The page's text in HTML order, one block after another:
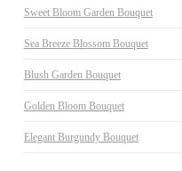
Sweet Bloom Garden Bouquet
Sea Breeze Blossom Bouquet
Blush Garden Bouquet
Golden Bloom Bouquet
Elegant Burgundy Bouquet